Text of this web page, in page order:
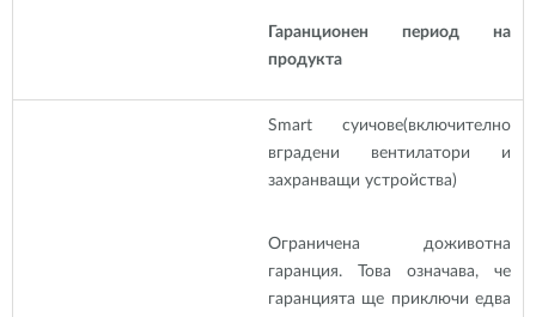
Гаранционен период на
продукта
Smart суичове(включително
вградени вентилатори и
захранващи устройства)
Ограничена доживотна
гаранция. Това означава, че
гаранцията ще приключи едва